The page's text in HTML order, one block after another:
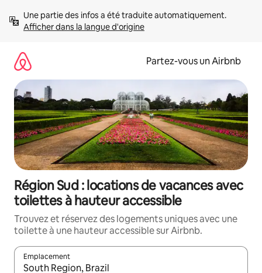
directement
Afficher dans la langue d'origine
Partez-vous un Airbnb
Région Sud : locations de vacances avec
toilettes à hauteur accessible
Trouvez et réservez des logements uniques avec une
toilette à une hauteur accessible sur Airbnb.
Emplacement
Quand les résultats sont affichés, parcourez-les en utilisant